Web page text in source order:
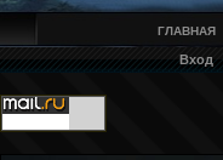
ГЛАВНАЯ
Вход